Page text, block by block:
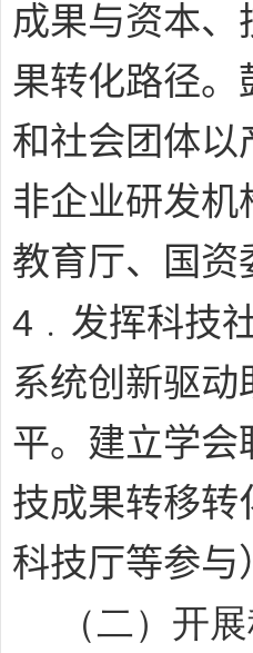
成果与资本
果转化路径
和社会团体以
非企业研发机
教育厅、国资
4﹒ 发挥科技
系统创新驱
平。建立学会
技成果转移转
科技厅等参与
（二）开